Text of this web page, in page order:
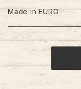
80s
90s
00s
Made in EURO